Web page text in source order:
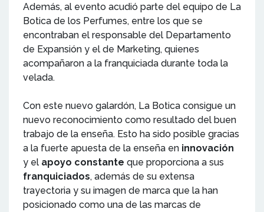
Además, al evento acudió parte del equipo de La
Botica de los Perfumes, entre los que se
encontraban el responsable del Departamento
de Expansión y el de Marketing, quienes
acompañaron a la franquiciada durante toda la
velada.
Con este nuevo galardón, La Botica consigue un
nuevo reconocimiento como resultado del buen
trabajo de la enseña. Esto ha sido posible gracias
a la fuerte apuesta de la enseña en innovación
y el apoyo constante que proporciona a sus
franquiciados, además de su extensa
trayectoria y su imagen de marca que la han
posicionado como una de las marcas de